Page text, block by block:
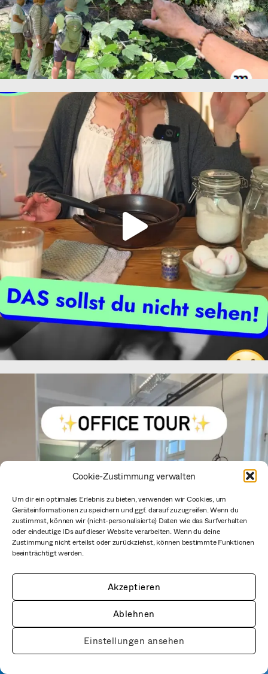
Cookie-Zustimmung verwalten
Um dir ein optimales Erlebnis zu bieten, verwenden wir Cookies, um
Geräteinformationen zu speichern und ggf. darauf zuzugreifen. Wenn du
zustimmst, können wir (nicht-personalisierte) Daten wie das Surfverhalten
oder eindeutige IDs auf dieser Website verarbeiten. Wenn du deine
Zustimmung nicht erteilst oder zurückziehst, können bestimmte Funktionen
beeinträchtigt werden.
Akzeptieren
Ablehnen
Einstellungen ansehen